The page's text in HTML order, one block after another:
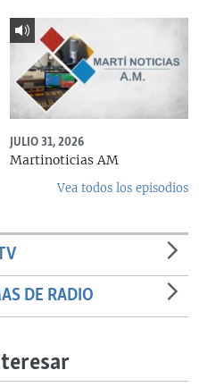
JULIO 31, 2026
Martinoticias AM
Vea todos los episodios
DE RADIO